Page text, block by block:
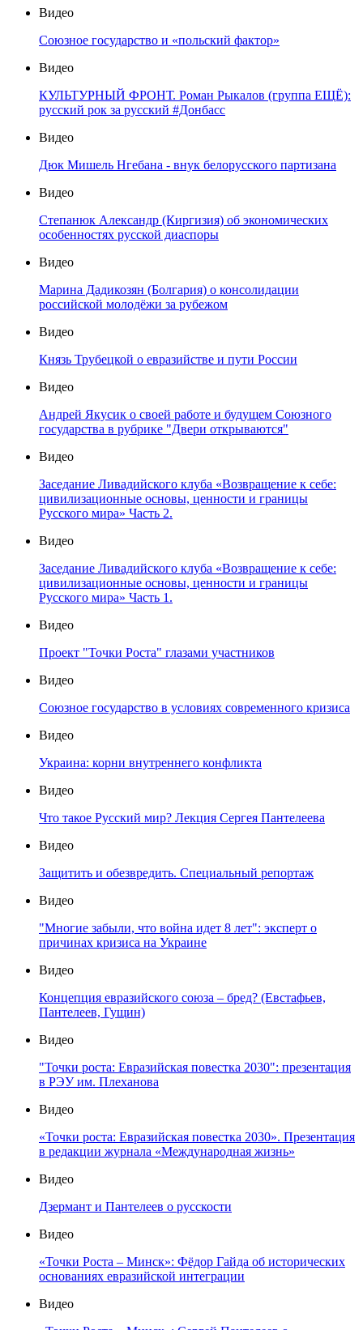
Видео
Союзное государство и «польский фактор»
Видео
КУЛЬТУРНЫЙ ФРОНТ. Роман Рыкалов (группа ЕЩЁ):
русский рок за русский #Донбасс
Видео
Дюк Мишель Нгебана - внук белорусского партизана
Видео
Степанюк Александр (Киргизия) об экономических
особенностях русской диаспоры
Видео
Марина Дадикозян (Болгария) о консолидации
российской молодёжи за рубежом
Видео
Князь Трубецкой о евразийстве и пути России
Видео
Андрей Якусик о своей работе и будущем Союзного
государства в рубрике "Двери открываются"
Видео
Заседание Ливадийского клуба «Возвращение к себе:
цивилизационные основы, ценности и границы
Русского мира» Часть 2.
Видео
Заседание Ливадийского клуба «Возвращение к себе:
цивилизационные основы, ценности и границы
Русского мира» Часть 1.
Видео
Проект "Точки Роста" глазами участников
Видео
Союзное государство в условиях современного кризиса
Видео
Украина: корни внутреннего конфликта
Видео
Что такое Русский мир? Лекция Сергея Пантелеева
Видео
Защитить и обезвредить. Специальный репортаж
Видео
"Многие забыли, что война идет 8 лет": эксперт о
причинах кризиса на Украине
Видео
Концепция евразийского союза – бред? (Евстафьев,
Пантелеев, Гущин)
Видео
"Точки роста: Евразийская повестка 2030": презентация
в РЭУ им. Плеханова
Видео
«Точки роста: Евразийская повестка 2030». Презентация
в редакции журнала «Международная жизнь»
Видео
Дзермант и Пантелеев о русскости
Видео
«Точки Роста – Минск»: Фёдор Гайда об исторических
основаниях евразийской интеграции
Видео